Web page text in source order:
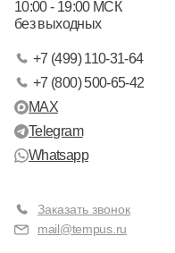
10:00 - 19:00 МСК
без выходных
+7 (499) 110-31-64
+7 (800) 500-65-42
MAX
Telegram
Whatsapp
Заказать звонок
mail@tempus.ru